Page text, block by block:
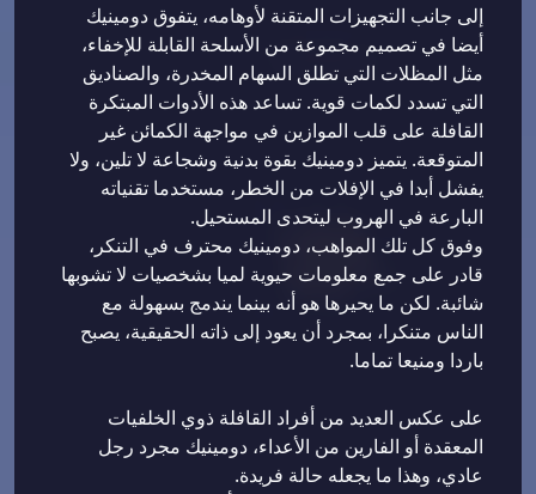
إلى جانب التجهيزات المتقنة لأوهامه، يتفوق دومينيك
أيضا في تصميم مجموعة من الأسلحة القابلة للإخفاء،
مثل المظلات التي تطلق السهام المخدرة، والصناديق
التي تسدد لكمات قوية. تساعد هذه الأدوات المبتكرة
القافلة على قلب الموازين في مواجهة الكمائن غير
المتوقعة. يتميز دومينيك بقوة بدنية وشجاعة لا تلين، ولا
يفشل أبدا في الإفلات من الخطر، مستخدما تقنياته
البارعة في الهروب ليتحدى المستحيل.
وفوق كل تلك المواهب، دومينيك محترف في التنكر،
قادر على جمع معلومات حيوية لميا بشخصيات لا تشوبها
شائبة. لكن ما يحيرها هو أنه بينما يندمج بسهولة مع
الناس متنكرا، بمجرد أن يعود إلى ذاته الحقيقية، يصبح
باردا ومنيعا تماما.
على عكس العديد من أفراد القافلة ذوي الخلفيات
المعقدة أو الفارين من الأعداء، دومينيك مجرد رجل
عادي، وهذا ما يجعله حالة فريدة.